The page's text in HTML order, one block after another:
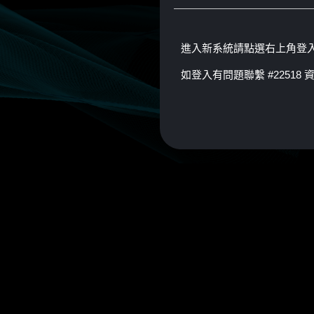
進入新系統請點選右上角登
如登入有問題聯繫 #22518